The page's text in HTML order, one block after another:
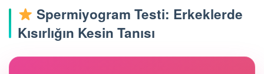
Spermiyogram Testi: Erkeklerde
Kısırlığın Kesin Tanısı